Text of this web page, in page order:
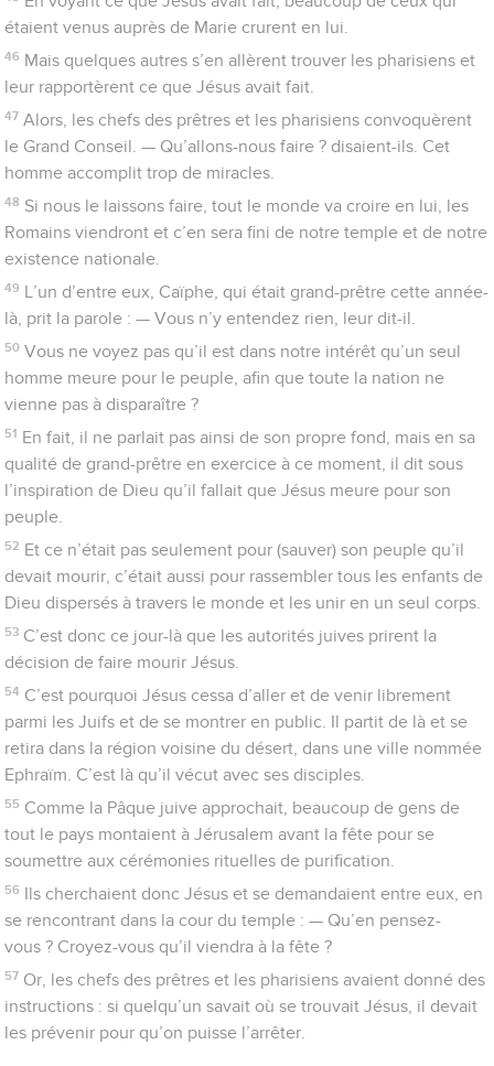
étaient venus auprès de Marie crurent en lui.
46 Mais quelques autres s’en allèrent trouver les pharisiens et
leur rapportèrent ce que Jésus avait fait.
47 Alors, les chefs des prêtres et les pharisiens convoquèrent
le Grand Conseil. — Qu’allons-nous faire ? disaient-ils. Cet
homme accomplit trop de miracles.
48 Si nous le laissons faire, tout le monde va croire en lui, les
Romains viendront et c’en sera fini de notre temple et de notre
existence nationale.
49 L’un d’entre eux, Caïphe, qui était grand-prêtre cette année-
là, prit la parole : — Vous n’y entendez rien, leur dit-il.
50 Vous ne voyez pas qu’il est dans notre intérêt qu’un seul
homme meure pour le peuple, afin que toute la nation ne
vienne pas à disparaître ?
51 En fait, il ne parlait pas ainsi de son propre fond, mais en sa
qualité de grand-prêtre en exercice à ce moment, il dit sous
l’inspiration de Dieu qu’il fallait que Jésus meure pour son
peuple.
52 Et ce n’était pas seulement pour (sauver) son peuple qu’il
devait mourir, c’était aussi pour rassembler tous les enfants de
Dieu dispersés à travers le monde et les unir en un seul corps.
53 C’est donc ce jour-là que les autorités juives prirent la
décision de faire mourir Jésus.
54 C’est pourquoi Jésus cessa d’aller et de venir librement
parmi les Juifs et de se montrer en public. Il partit de là et se
retira dans la région voisine du désert, dans une ville nommée
Ephraïm. C’est là qu’il vécut avec ses disciples.
55 Comme la Pâque juive approchait, beaucoup de gens de
tout le pays montaient à Jérusalem avant la fête pour se
soumettre aux cérémonies rituelles de purification.
56 Ils cherchaient donc Jésus et se demandaient entre eux, en
se rencontrant dans la cour du temple : — Qu’en pensez-
vous ? Croyez-vous qu’il viendra à la fête ?
57 Or, les chefs des prêtres et les pharisiens avaient donné des
instructions : si quelqu’un savait où se trouvait Jésus, il devait
les prévenir pour qu’on puisse l’arrêter.